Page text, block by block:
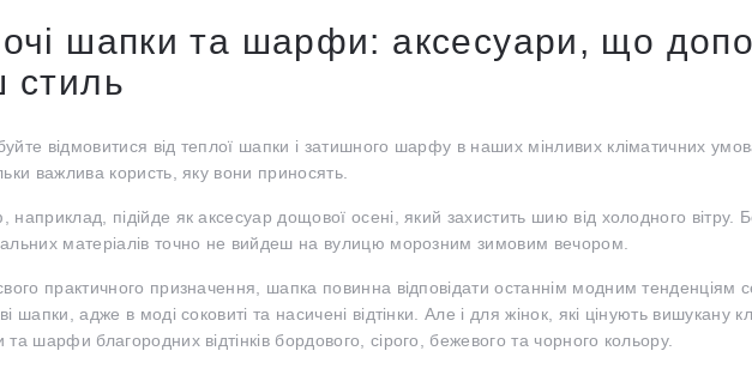
шапки та шарфи: аксесуари, що
стиль
відмовитися від теплої шапки і затишного шарфу в наших мінливих кліматичних
важлива користь, яку вони приносять.
підійде як аксесуар дощової осені, який захистить шию від холодного вітру.
матеріалів точно не вийдеш на вулицю морозним зимовим вечором.
практичного призначення, шапка повинна відповідати останнім модним тенденціям
шапки, адже в моді соковиті та насичені відтінки. Але і для жінок, які цінують вишукану
та шарфи благородних відтінків бордового, сірого, бежевого та чорного кольору.